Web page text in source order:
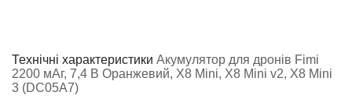
Технічні характеристики Акумулятор для дронів Fimi
2200 мАг, 7,4 В Оранжевий, X8 Mini, X8 Mini v2, X8 Mini
3 (DC05A7)